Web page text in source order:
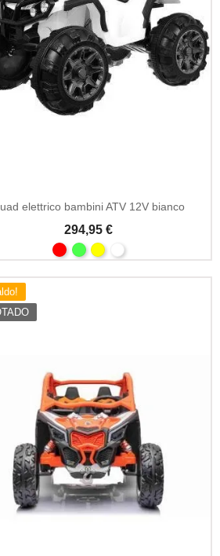
elettrico bambini ATV 12V bianco
294,95 €